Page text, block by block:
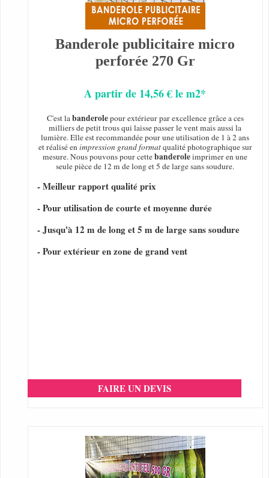
Banderole publicitaire micro
perforée 270 Gr
A partir de 14,56 € le m2*
C'est labanderolepour extérieur par excellence grâce a ces
milliers de petit trous qui laisse passer le vent mais aussi la
lumière. Elle est recommandée pour une utilisation de 1 à 2 ans
et réalisé enimpression grand formatqualité photographique sur
mesure. Nous pouvons pour cettebanderoleimprimer en une
seule pièce de 12 m de long et 5 de large sans soudure.
- Meilleur rapport qualité prix
- Pour utilisation de courte et moyenne durée
- Jusqu'à 12 m de long et 5 m de large sans soudure
- Pour extérieur en zone de grand vent
FAIRE UN DEVIS